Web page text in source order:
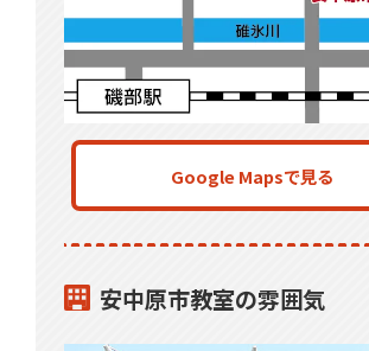
Google Mapsで見る
安中原市教室の雰囲気